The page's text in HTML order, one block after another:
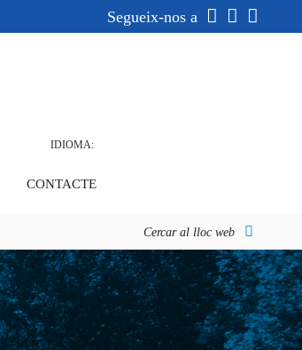
Segueix-nos a
IDIOMA:
CONTACTE
Cercar al lloc web